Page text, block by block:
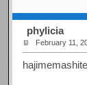
phylicia
February 11,
hajimemashite